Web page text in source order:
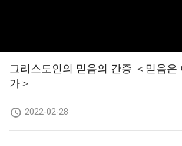
그리스도인의 믿음의 간증 ＜믿음은
가＞
2022-02-28